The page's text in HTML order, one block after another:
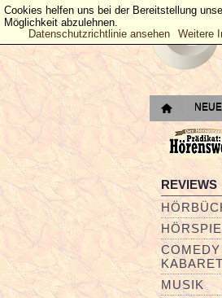
REVIEWS
COMEDY
MUSIK
Cookies helfen uns bei der Bereitstellung
Möglichkeit abzulehnen.
Datenschutzrichtlinie ansehen
Weitere